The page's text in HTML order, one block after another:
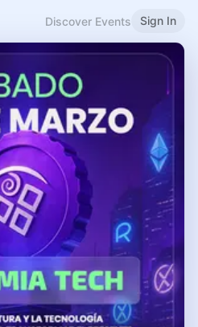
Discover Events Sign In